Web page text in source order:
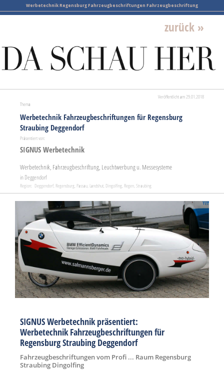
Werbetechnik Regensburg Fahrzeugbeschriftungen Fahrzeugbeschriftung
zurück »
Veröffentlicht am 29.01.2018
Thema
Werbetechnik Fahrzeugbeschriftungen für Regensburg
Straubing Deggendorf
Präsentiert von:
SIGNUS Werbetechnik
Werbetechnik, Fahrzeugbeschriftung, Leuchtwerbung u. Messesysteme
in Deggendorf
Region: Deggendorf, Regensburg, Passau, Landshut, Dingolfing, Regen, Straubing
SIGNUS Werbetechnik präsentiert:
Werbetechnik Fahrzeugbeschriftungen für
Regensburg Straubing Deggendorf
Fahrzeugbeschriftungen vom Profi ... Raum Regensburg
Straubing Dingolfing